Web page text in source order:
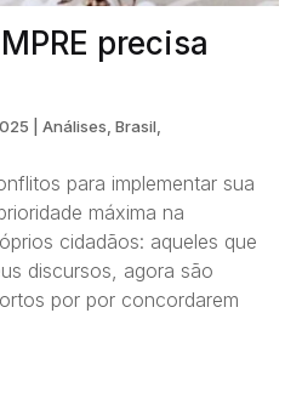
precisa
Análises, Brasil,
para implementar sua
máxima na
cidadãos: aqueles que
discursos, agora são
por por concordarem